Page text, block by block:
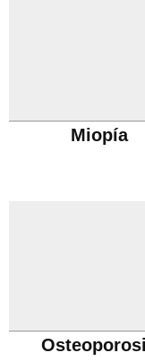
Miopía